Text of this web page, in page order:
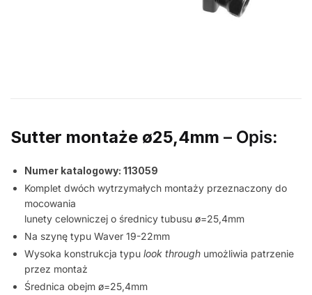
Sutter montaże ø25,4mm – Opis:
Numer katalogowy: 113059
Komplet dwóch wytrzymałych montaży przeznaczony do
mocowania
lunety celowniczej o średnicy tubusu ø=25,4mm
Na szynę typu Waver 19-22mm
Wysoka konstrukcja typu look through umożliwia patrzenie
przez montaż
Średnica obejm ø=25,4mm